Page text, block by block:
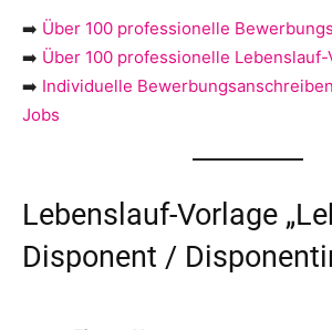
➡️ Über 100 professionelle
➡️ Über 100 professionelle Lebenslauf-
➡️ Individuelle
Jobs
Lebenslauf-Vorlage
Disponent /